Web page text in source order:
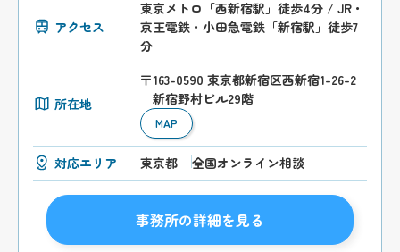
アクセス
東京メトロ「西新宿駅」徒歩4分 / JR・
京王電鉄・小田急電鉄「新宿駅」徒歩7
分
所在地
〒163-0590 東京都新宿区西新宿1-26-2
新宿野村ビル29階
MAP
対応エリア 東京都 全国オンライン相談
事務所の詳細を見る